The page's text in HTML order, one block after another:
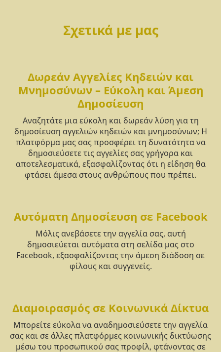
Σχετικά με μας
Δωρεάν Αγγελίες Κηδειών και
Μνημοσύνων – Εύκολη και Άμεση
Δημοσίευση
Αναζητάτε μια εύκολη και δωρεάν λύση για τη
δημοσίευση αγγελιών κηδειών και μνημοσύνων; Η
πλατφόρμα μας σας προσφέρει τη δυνατότητα να
δημοσιεύσετε τις αγγελίες σας γρήγορα και
αποτελεσματικά, εξασφαλίζοντας ότι η είδηση θα
φτάσει άμεσα στους ανθρώπους που πρέπει.
Αυτόματη Δημοσίευση σε Facebook
Μόλις ανεβάσετε την αγγελία σας, αυτή
δημοσιεύεται αυτόματα στη σελίδα μας στο
Facebook, εξασφαλίζοντας την άμεση διάδοση σε
φίλους και συγγενείς.
Διαμοιρασμός σε Κοινωνικά Δίκτυα
Μπορείτε εύκολα να αναδημοσιεύσετε την αγγελία
σας και σε άλλες πλατφόρμες κοινωνικής δικτύωσης
μέσω του προσωπικού σας προφίλ, φτάνοντας σε